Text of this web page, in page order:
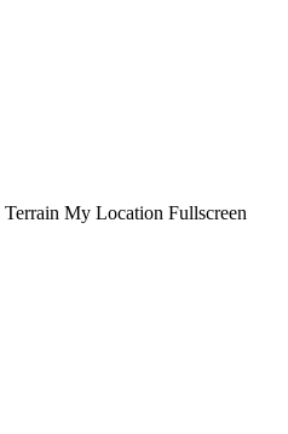
Terrain My Location Fullscreen